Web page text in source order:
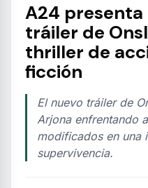
A24 presenta
tráiler de
thriller de
ficción
El nuevo tráiler de
Arjona enfrentando
modificados en una
supervivencia.